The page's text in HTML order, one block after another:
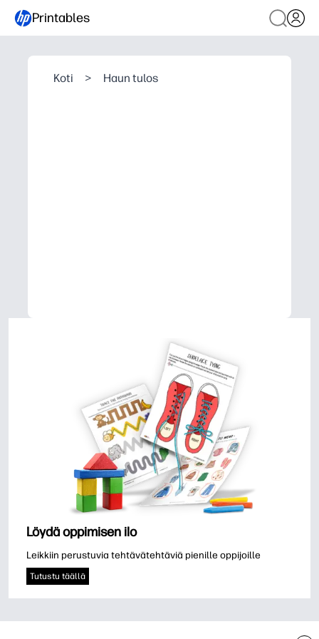
Printables
Koti > Haun tulos
Löydä oppimisen ilo
Leikkiin perustuvia tehtävätehtäviä pienille oppijoille
Tutustu täällä